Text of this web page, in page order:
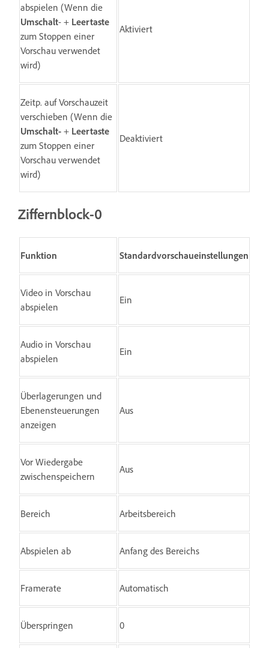
abspielen (Wenn die
Umschalt- + Leertaste
zum Stoppen einer
Vorschau verwendet
wird)
Aktiviert
Zeitp. auf Vorschauzeit
verschieben (Wenn die
Umschalt- + Leertaste
zum Stoppen einer
Vorschau verwendet
wird)
Deaktiviert
Ziffernblock-0
Funktion Standardvorschaueinstellungen
Video in Vorschau
abspielen
Ein
Audio in Vorschau
abspielen
Ein
Überlagerungen und
Ebenensteuerungen
anzeigen
Aus
Vor Wiedergabe
zwischenspeichern
Aus
Bereich Arbeitsbereich
Abspielen ab Anfang des Bereichs
Framerate Automatisch
Überspringen 0